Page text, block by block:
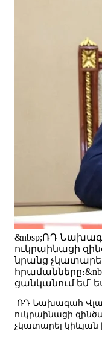
&nbsp;ՌԴ
ուկրաինացի
նրանց
ցանկանում եմ՝
ՌԴ Նախագահ
ուկրաինացի
չկատարել կիևյան